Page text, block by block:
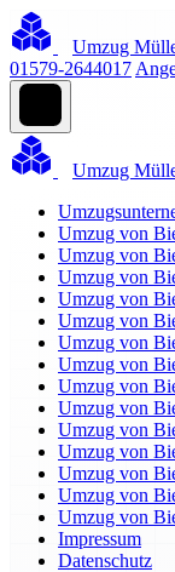
Umzug
01579-2644017
Umzug
Umzug von
Umzug von
Umzug von
Umzug von
Umzug von
Umzug von
Umzug von
Umzug von
Umzug von
Umzug von
Umzug von
Umzug von
Umzug von
Umzug von
Impressum
Datenschutz